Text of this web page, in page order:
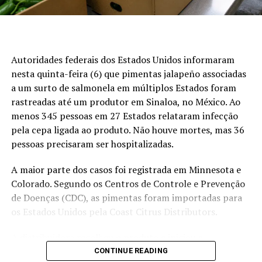
Preços da arroba do boi gordo
Goiás:R$ 333,93 por arroba
Minas Gerais:R$ 335,29 por arroba
Mato Grosso do Sul:R$ 341,82 por arroba
Mato Grosso:R$ 332,42 por arroba
Atacado
No atacado, o quarto dianteiro foi precificado em R$
21,50 por quilo, com alta de R$ 0,50. A ponta de agulha
permaneceu cotada em R$ 20,00 por quilo, enquanto o
valorização de R$ 0,50.
Autoridades federais dos Estados Unidos informaram
nesta quinta-feira (6) que pimentas jalapeño associadas
a um surto de salmonela em múltiplos Estados foram
rastreadas até um produtor em Sinaloa, no México. Ao
menos 345 pessoas em 27 Estados relataram infecção
pela cepa ligada ao produto. Não houve mortes, mas 36
pessoas precisaram ser hospitalizadas.
A maior parte dos casos foi registrada em Minnesota e
Colorado. Segundo os Centros de Controle e Prevenção
de Doenças (CDC), as pimentas foram importadas para
os Estados Unidos pela Coast Citrus Distributors.
notificação de clientes, entre eles grandes redes de
CONTINUE READING